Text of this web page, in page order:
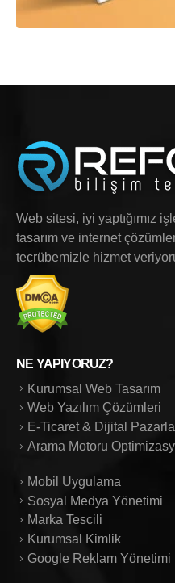
Web sitesi, iyi yaptığımız
tasarım ve internet
tecrübemizle hizmet
NE YAPIYORUZ?
Kurumsal Web Tasarım
Web Yazılım Çözümleri
E-Ticaret & Dijital
Arama Motoru
Mobil Uygulama
Sosyal Medya Yönetimi
Marka Tescili
Kurumsal Kimlik
Google Reklam Yönetimi